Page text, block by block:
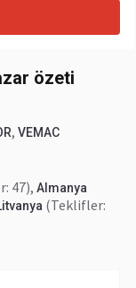
özeti
, VEMAC
47), Almanya
(Teklifler: